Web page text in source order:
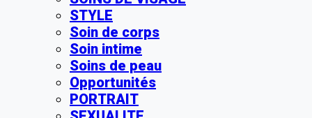
STYLE
Soin de corps
Soin intime
Soins de peau
Opportunités
PORTRAIT